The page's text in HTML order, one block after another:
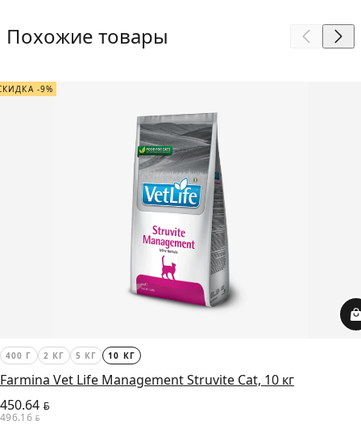
Похожие товары
-9%
400 Г 2 КГ 5 КГ 10 КГ
Farmina Vet Life Management Struvite Cat, 10 кг
450.64 BYN
496.16 BYN